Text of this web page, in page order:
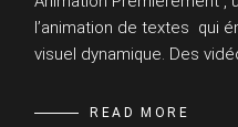
l’animation de textes qui
visuel dynamique. Des
READ MORE